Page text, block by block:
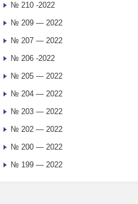
№ 210 -2022
№ 209 — 2022
№ 207 — 2022
№ 206 -2022
№ 205 — 2022
№ 204 — 2022
№ 203 — 2022
№ 202 — 2022
№ 200 — 2022
№ 199 — 2022